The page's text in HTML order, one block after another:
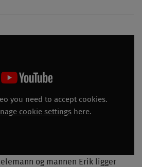
you need to accept cookies.
cookie settings here.
og mannen Erik ligger